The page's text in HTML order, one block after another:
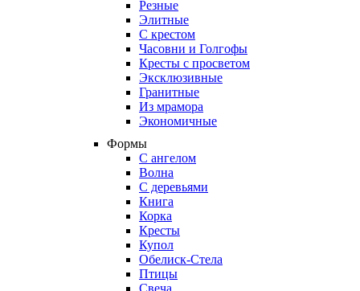
Резные
Элитные
С крестом
Часовни и Голгофы
Кресты с просветом
Эксклюзивные
Гранитные
Из мрамора
Экономичные
Формы
С ангелом
Волна
С деревьями
Книга
Корка
Кресты
Купол
Обелиск-Стела
Птицы
Свеча